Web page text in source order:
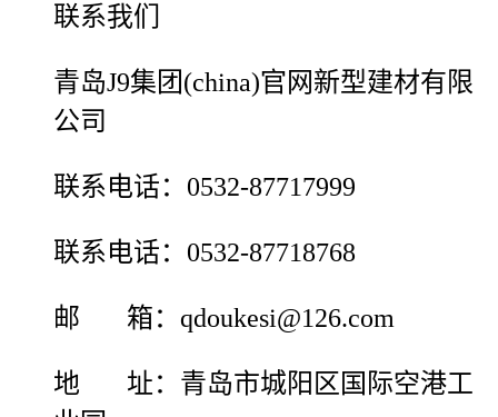
联系我们
青岛J9集团(china)官网新型建材有限
公司
联系电话：0532-87717999
联系电话：0532-87718768
邮 箱：qdoukesi@126.com
地 址：青岛市城阳区国际空港工